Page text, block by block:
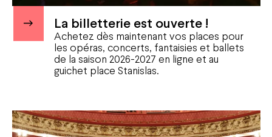
La billetterie est ouverte !
Achetez dès maintenant vos places pour
les opéras, concerts, fantaisies et ballets
de la saison 2026-2027 en ligne et au
guichet place Stanislas.
Agenda